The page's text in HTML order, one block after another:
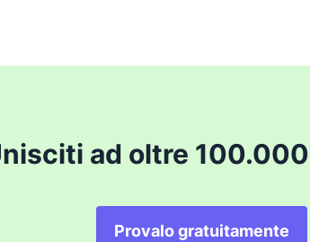
ad oltre
Provalo gratuitamente